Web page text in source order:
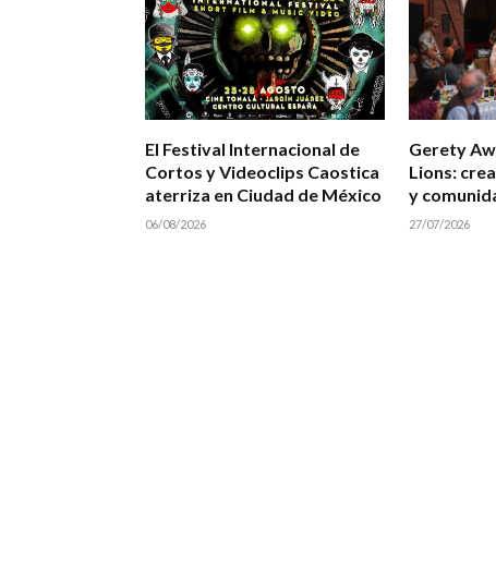
El Festival Internacional de
Cortos y Videoclips Caostica
aterriza en Ciudad de México
06/08/2026
Gerety
Lions:
y
27/07/2026